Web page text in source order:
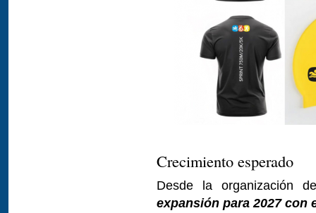
Crecimiento esperado
Desde la organización
expansión para 2027 con